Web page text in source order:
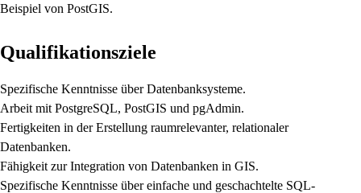
Beispiel von PostGIS.
Qualifikationsziele
Spezifische Kenntnisse über Datenbanksysteme.
Arbeit mit PostgreSQL, PostGIS und pgAdmin.
Fertigkeiten in der Erstellung raumrelevanter, relationaler
Datenbanken.
Fähigkeit zur Integration von Datenbanken in GIS.
Spezifische Kenntnisse über einfache und geschachtelte SQL-